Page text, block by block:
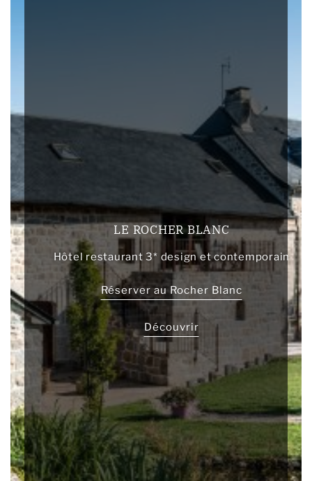
LE ROCHER BLANC
Hôtel restaurant 3* design et contemporain
Réserver au Rocher Blanc
Découvrir